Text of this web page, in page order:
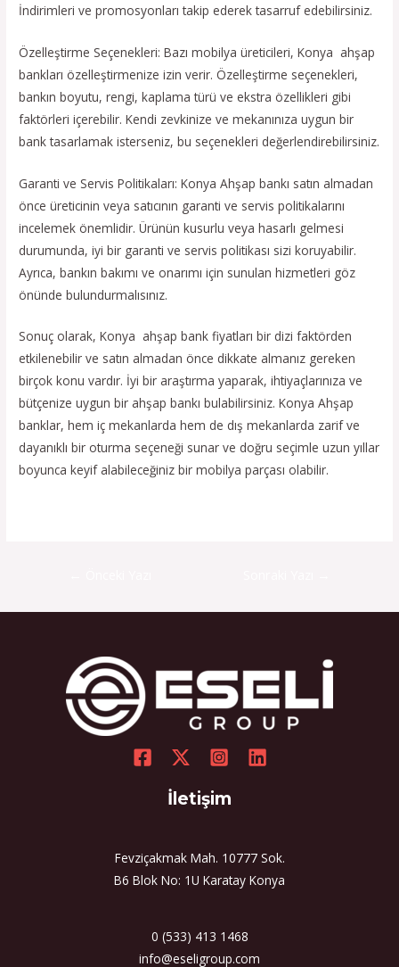
İndirimleri ve promosyonları takip ederek tasarruf edebilirsiniz.
Özelleştirme Seçenekleri: Bazı mobilya üreticileri, Konya ahşap
bankları özelleştirmenize izin verir. Özelleştirme seçenekleri,
bankın boyutu, rengi, kaplama türü ve ekstra özellikleri gibi
faktörleri içerebilir. Kendi zevkinize ve mekanınıza uygun bir
bank tasarlamak isterseniz, bu seçenekleri değerlendirebilirsiniz.
Garanti ve Servis Politikaları: Konya Ahşap bankı satın almadan
önce üreticinin veya satıcının garanti ve servis politikalarını
incelemek önemlidir. Ürünün kusurlu veya hasarlı gelmesi
durumunda, iyi bir garanti ve servis politikası sizi koruyabilir.
Ayrıca, bankın bakımı ve onarımı için sunulan hizmetleri göz
önünde bulundurmalısınız.
Sonuç olarak, Konya ahşap bank fiyatları bir dizi faktörden
etkilenebilir ve satın almadan önce dikkate almanız gereken
birçok konu vardır. İyi bir araştırma yaparak, ihtiyaçlarınıza ve
bütçenize uygun bir ahşap bankı bulabilirsiniz. Konya Ahşap
banklar, hem iç mekanlarda hem de dış mekanlarda zarif ve
dayanıklı bir oturma seçeneği sunar ve doğru seçimle uzun yıllar
boyunca keyif alabileceğiniz bir mobilya parçası olabilir.
İletişim
Fevziçakmak Mah. 10777 Sok.
B6 Blok No: 1U Karatay Konya
0 (533) 413 1468
info@eseligroup.com